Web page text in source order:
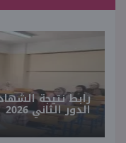
رابط نتيجة
الدور الثاني 2026